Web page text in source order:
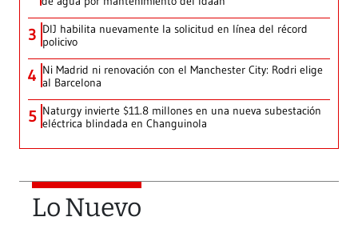
3 DIJ habilita nuevamente la solicitud en línea del récord
policivo
4 Ni Madrid ni renovación con el Manchester City: Rodri elige
al Barcelona
5 Naturgy invierte $11.8 millones en una nueva subestación
eléctrica blindada en Changuinola
Lo Nuevo